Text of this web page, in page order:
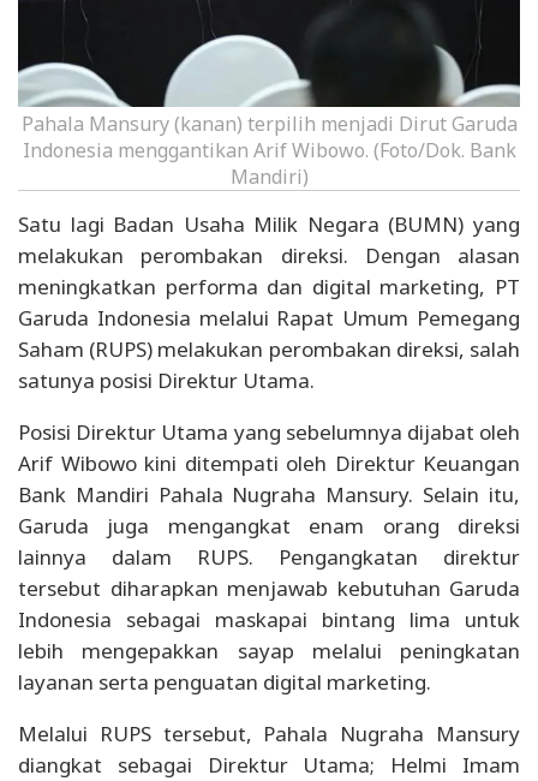
Pahala Mansury (kanan) terpilih menjadi Dirut Garuda
Indonesia menggantikan Arif Wibowo. (Foto/Dok. Bank
Mandiri)
Satu lagi Badan Usaha Milik Negara (BUMN) yang
melakukan perombakan direksi. Dengan alasan
meningkatkan performa dan digital marketing, PT
Garuda Indonesia melalui Rapat Umum Pemegang
Saham (RUPS) melakukan perombakan direksi, salah
satunya posisi Direktur Utama.
Posisi Direktur Utama yang sebelumnya dijabat oleh
Arif Wibowo kini ditempati oleh Direktur Keuangan
Bank Mandiri Pahala Nugraha Mansury. Selain itu,
Garuda juga mengangkat enam orang direksi
lainnya dalam RUPS. Pengangkatan direktur
tersebut diharapkan menjawab kebutuhan Garuda
Indonesia sebagai maskapai bintang lima untuk
lebih mengepakkan sayap melalui peningkatan
layanan serta penguatan digital marketing.
Melalui RUPS tersebut, Pahala Nugraha Mansury
diangkat sebagai Direktur Utama; Helmi Imam